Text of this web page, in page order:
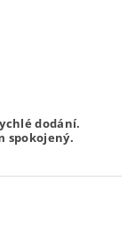
dodání.
spokojený.
T.